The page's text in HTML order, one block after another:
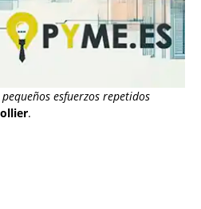
esfuerzos repetidos
.